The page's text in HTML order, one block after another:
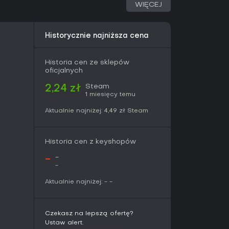
drastically changes in your unconscious.
real and he must discover how to
WIĘCEJ
Historycznie najniższa cena
Historia cen ze sklepów
oficjalnych
2,24 zł Steam
1 miesięcy temu
Aktualnie najniżej: 4,49 zł Steam
Historia cen z keyshopów
- -
-
Aktualnie najniżej: - -
Czekasz na lepszą ofertę?
Ustaw alert.